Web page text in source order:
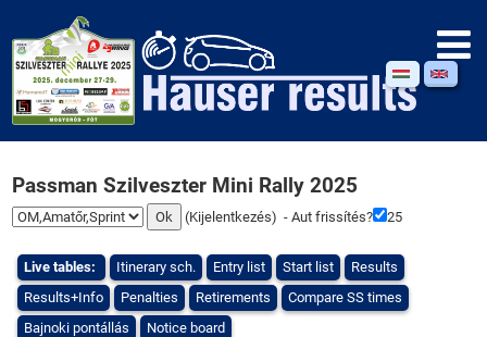
Passman Szilveszter Mini Rally 2025
(Kijelentkezés) - Aut frissítés? 25
Live tables: Itinerary sch. Entry list Start list
Results
Results+Info
Penalties Retirements
Compare SS times
Bajnoki pontállás
Notice board